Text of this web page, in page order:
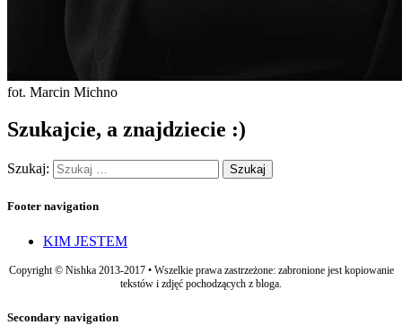
fot. Marcin Michno
Szukajcie, a znajdziecie :)
Szukaj:
Footer navigation
KIM JESTEM
Copyright © Nishka 2013-2017 • Wszelkie prawa zastrzeżone: zabronione jest kopiowanie
tekstów i zdjęć pochodzących z bloga.
Secondary navigation